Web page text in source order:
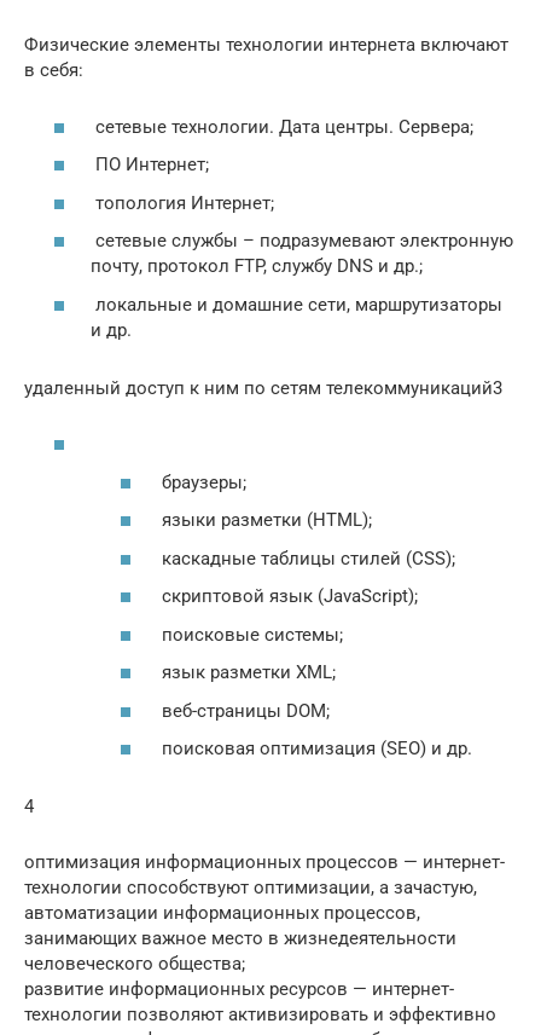
Физические элементы технологии интернета включают
в себя:
сетевые технологии. Дата центры. Сервера;
ПО Интернет;
топология Интернет;
сетевые службы – подразумевают электронную
почту, протокол FTP, службу DNS и др.;
локальные и домашние сети, маршрутизаторы
и др.
удаленный доступ к ним по сетям телекоммуникаций3
браузеры;
языки разметки (HTML);
каскадные таблицы стилей (CSS);
скриптовой язык (JavaScript);
поисковые системы;
язык разметки XML;
веб-страницы DOM;
поисковая оптимизация (SEO) и др.
4
оптимизация информационных процессов — интернет-
технологии способствуют оптимизации, а зачастую,
автоматизации информационных процессов,
занимающих важное место в жизнедеятельности
человеческого общества;
развитие информационных ресурсов — интернет-
технологии позволяют активизировать и эффективно